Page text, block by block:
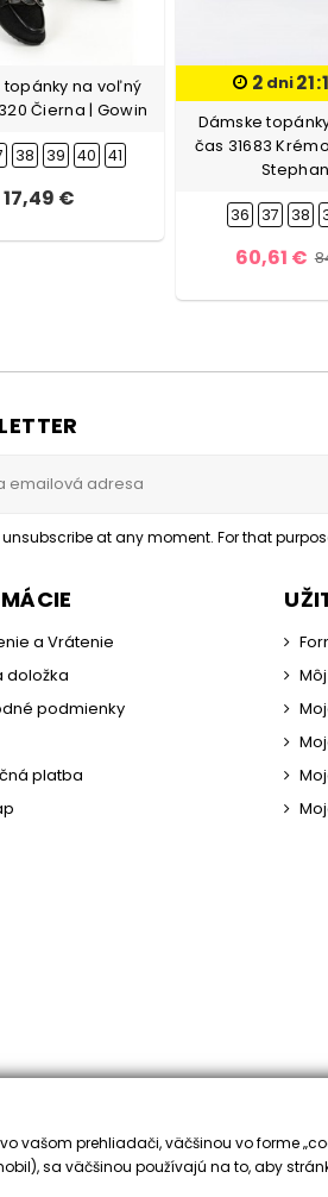
topánky na voľný
Čierna | Gowin
38 39 40 41
17,49 €
2 dni
Dámske
čas 31683
36 37 38
60,61 €
at any moment. For that
a Vrátenie
doložka
podmienky
platba
prehliadači, väčšinou vo forme
sa väčšinou používajú na to, aby